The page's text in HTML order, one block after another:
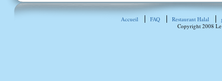
Accueil FAQ Restaurant Halal
Copyright 2008